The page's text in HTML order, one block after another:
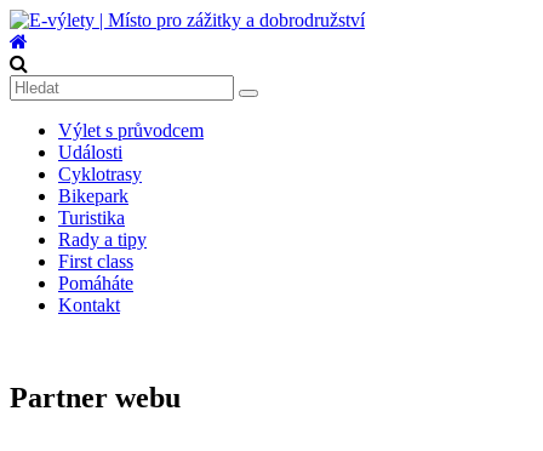
Přeskočit
na
obsah
E-
výlety
Místo
pro
zážitky
dobrodružství
výlety
na
Výlet s průvodcem
Události
Cyklotrasy
Bikepark
Turistika
Rady a tipy
First class
Pomáháte
Kontakt
Partner webu